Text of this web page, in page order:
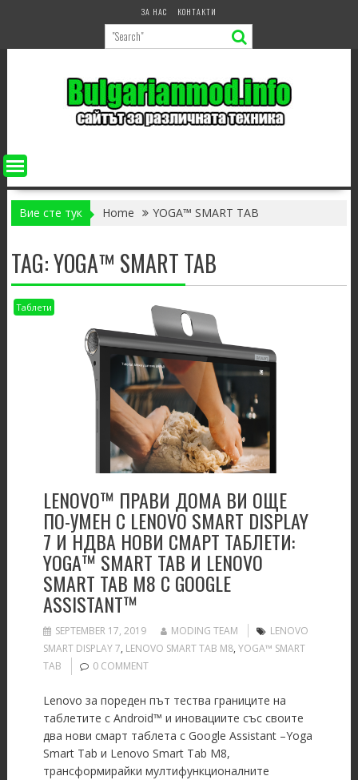
ЗА НАС КОНТАКТИ
Вие сте тук Home YOGA™ SMART TAB
TAG:YOGA™ SMART TAB
Таблети
LENOVO™ ПРАВИ ДОМА ВИ ОЩЕ
ПО-УМЕН С LENOVO SMART DISPLAY
7 И НДВА НОВИ СМАРТ ТАБЛЕТИ:
YOGA™ SMART TAB И LENOVO
SMART TAB M8 С GOOGLE
ASSISTANT™
SEPTEMBER 17, 2019 MODING TEAM
LENOVO
SMART DISPLAY 7, LENOVO SMART TAB M8, YOGA™ SMART
TAB
0 COMMENT
Lenovo за пореден път тества границите на
таблетите с Android™ и иновациите със своите
два нови смарт таблета с Google Assistant –Yoga
Smart Tab и Lenovo Smart Tab M8,
трансформирайки мултифункционалните